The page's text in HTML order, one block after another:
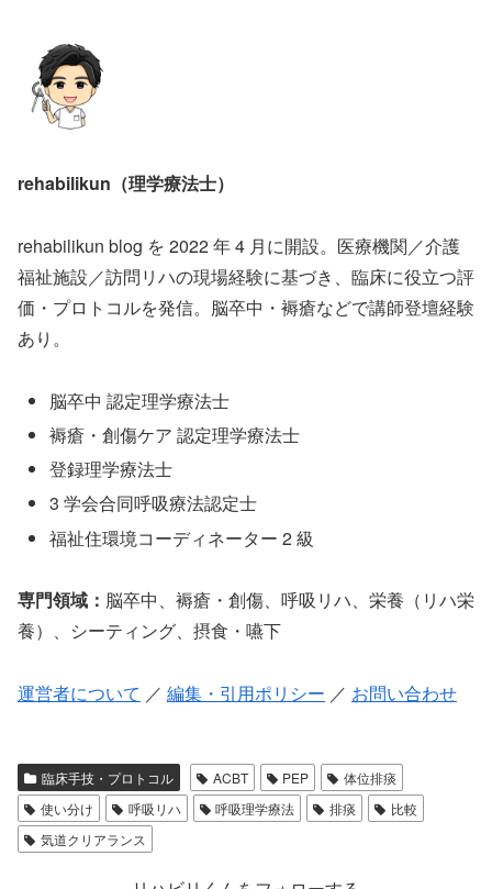
rehabilikun（理学療法士）
rehabilikun blog を 2022 年 4 月に開設。医療機関／介護
福祉施設／訪問リハの現場経験に基づき、臨床に役立つ評
価・プロトコルを発信。脳卒中・褥瘡などで講師登壇経験
あり。
脳卒中 認定理学療法士
褥瘡・創傷ケア 認定理学療法士
登録理学療法士
3 学会合同呼吸療法認定士
福祉住環境コーディネーター 2 級
専門領域： 脳卒中、褥瘡・創傷、呼吸リハ、栄養（リハ栄
養）、シーティング、摂食・嚥下
運営者について ／ 編集・引用ポリシー ／ お問い合わせ
臨床手技・プロトコル ACBT PEP
体位排痰
使い分け
呼吸リハ 呼吸理学療法 排痰
比較
気道クリアランス